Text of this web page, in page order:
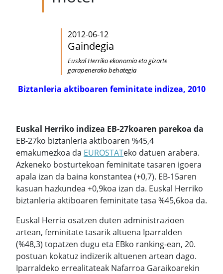
2012-06-12
Gaindegia
Euskal Herriko ekonomia eta gizarte
garapenerako behategia
Biztanleria aktiboaren feminitate indizea, 2010
Euskal Herriko indizea EB-27koaren parekoa da
EB-27ko biztanleria aktiboaren %45,4
emakumezkoa da EUROSTATeko datuen arabera.
Azkeneko bosturtekoan feminitate tasaren igoera
apala izan da baina konstantea (+0,7). EB-15aren
kasuan hazkundea +0,9koa izan da. Euskal Herriko
biztanleria aktiboaren feminitate tasa %45,6koa da.
Euskal Herria osatzen duten administrazioen
artean, feminitate tasarik altuena Iparralden
(%48,3) topatzen dugu eta EBko ranking-ean, 20.
postuan kokatuz indizerik altuenen artean dago.
Iparraldeko errealitateak Nafarroa Garaikoarekin